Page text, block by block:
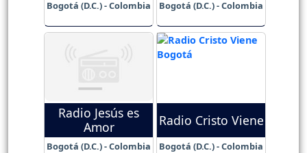
Bogotá (D.C.) - Colombia Bogotá (D.C.) - Colombia
Radio Jesús es
Amor
Bogotá (D.C.) - Colombia
Radio Cristo Viene
Bogotá (D.C.) - Colombia